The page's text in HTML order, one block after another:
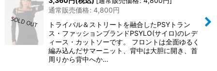
通常販売価格: 4,800円
トライバル＆ストリートを融合したPSYトラン
ス・ファッションブランドPSYLO(サイロ)のレデ
ィース・カットソーです。 フロントは全面ゆるく
編み込んだサマーニット、背中は大胆に開き、首
周りから背中へか…